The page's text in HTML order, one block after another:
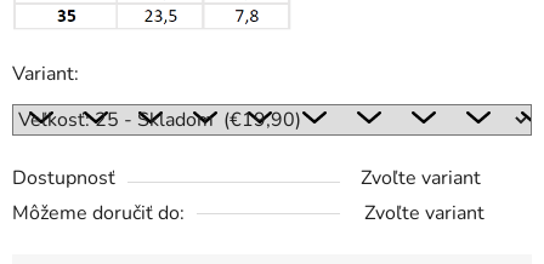
Variant:
Dostupnosť
Zvoľte variant
Môžeme doručiť do:
Zvoľte variant